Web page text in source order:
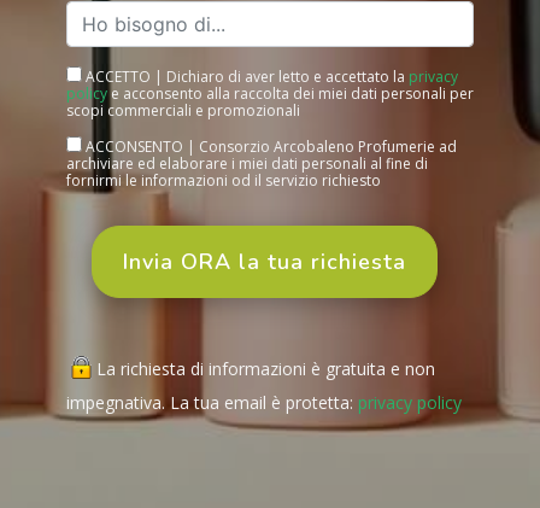
ACCETTO | Dichiaro di aver letto e accettato la privacy
policy e acconsento alla raccolta dei miei dati personali per
scopi commerciali e promozionali
ACCONSENTO | Consorzio Arcobaleno Profumerie ad
archiviare ed elaborare i miei dati personali al fine di
fornirmi le informazioni od il servizio richiesto
La richiesta di informazioni è gratuita e non
impegnativa. La tua email è protetta: privacy policy